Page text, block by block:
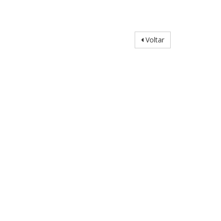
Voltar